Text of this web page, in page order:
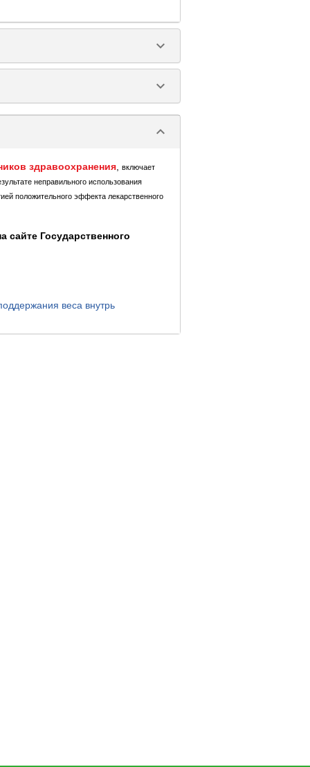
keyboard_arrow_down
keyboard_arrow_down
keyboard_arrow_down
здравоохранения
включает
неправильного использования
положительного эффекта лекарственного
сайте Государственного
веса внутрь